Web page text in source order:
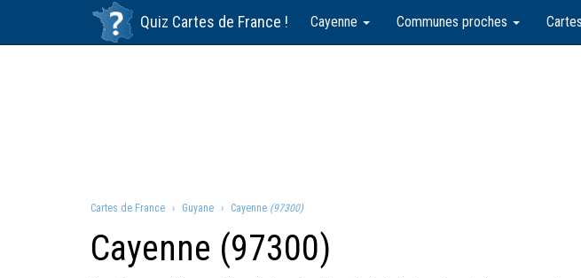
Quiz Cartes de France ! Cayenne Communes proches Cartes
Cartes de France Guyane Cayenne (97300)
Cayenne (97300)